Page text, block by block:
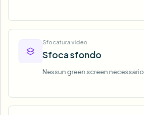
Sfocatura video
Sfoca sfondo
Nessun green screen necessario